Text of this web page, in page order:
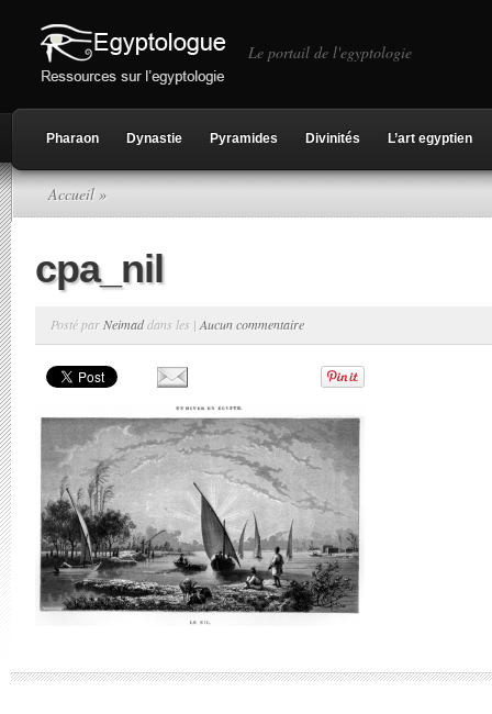
Le portail de l'egyptologie
Pharaon Dynastie Pyramides Divinités L’art egyptien
Accueil»
cpa_nil
Posté parNeimaddans les | Aucun commentaire